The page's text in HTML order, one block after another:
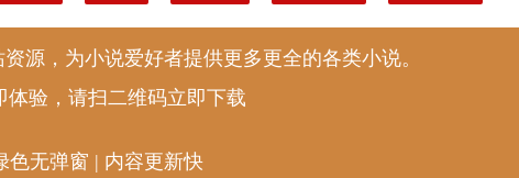
源，为小说爱好者提供更多更全的各类小说。
验，请扫二维码立即下载
色无弹窗 | 内容更新快